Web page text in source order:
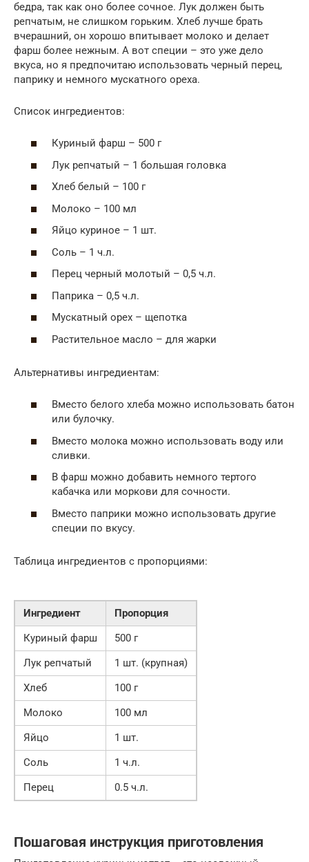
бедра, так как оно более сочное. Лук должен быть
репчатым, не слишком горьким. Хлеб лучше брать
вчерашний, он хорошо впитывает молоко и делает
фарш более нежным. А вот специи – это уже дело
вкуса, но я предпочитаю использовать черный перец,
паприку и немного мускатного ореха.
Список ингредиентов:
Куриный фарш – 500 г
Лук репчатый – 1 большая головка
Хлеб белый – 100 г
Молоко – 100 мл
Яйцо куриное – 1 шт.
Соль – 1 ч.л.
Перец черный молотый – 0,5 ч.л.
Паприка – 0,5 ч.л.
Мускатный орех – щепотка
Растительное масло – для жарки
Альтернативы ингредиентам:
Вместо белого хлеба можно использовать батон
или булочку.
Вместо молока можно использовать воду или
сливки.
В фарш можно добавить немного тертого
кабачка или моркови для сочности.
Вместо паприки можно использовать другие
специи по вкусу.
Таблица ингредиентов с пропорциями:
Ингредиент
Пропорция
Куриный фарш
500 г
Лук репчатый
1 шт. (крупная)
Хлеб
100 г
Молоко
100 мл
Яйцо
1 шт.
Соль
1 ч.л.
Перец
0.5 ч.л.
Пошаговая инструкция приготовления